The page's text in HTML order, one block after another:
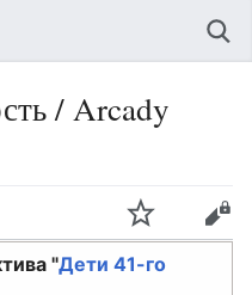
/ Arcady
"Дети 41-го